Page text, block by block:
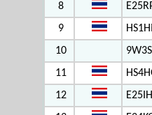
8
9
10
11
12